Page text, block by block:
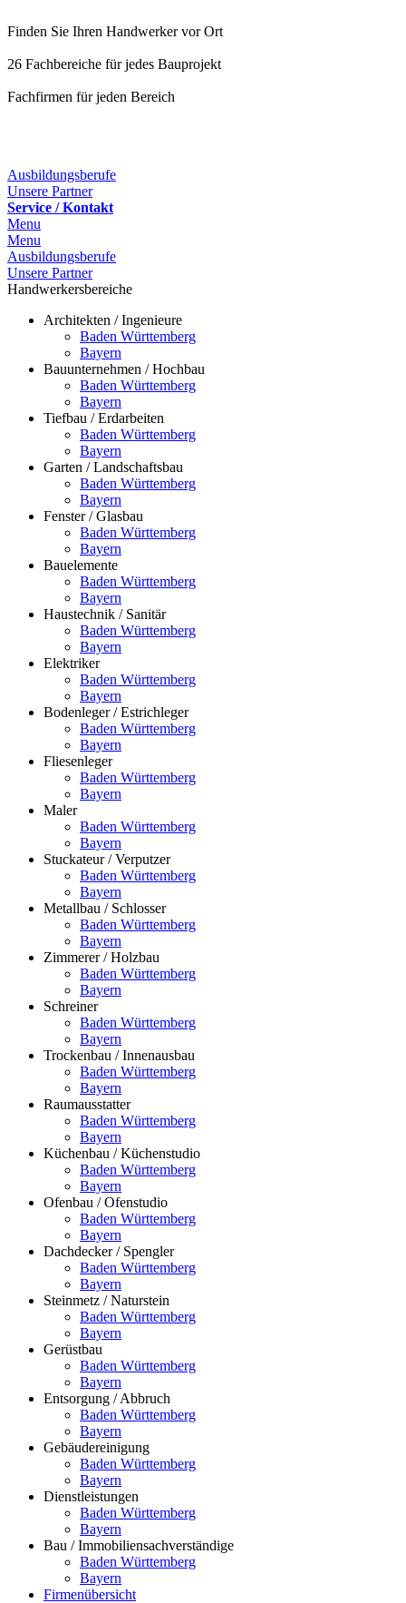
Finden Sie Ihren Handwerker vor Ort
26 Fachbereiche für jedes Bauprojekt
Fachfirmen für jeden Bereich
Ausbildungsberufe
Unsere Partner
Service / Kontakt
Menu
Menu
Ausbildungsberufe
Unsere Partner
Handwerkersbereiche
Architekten / Ingenieure
Baden Württemberg
Bayern
Bauunternehmen / Hochbau
Baden Württemberg
Bayern
Tiefbau / Erdarbeiten
Baden Württemberg
Bayern
Garten / Landschaftsbau
Baden Württemberg
Bayern
Fenster / Glasbau
Baden Württemberg
Bayern
Bauelemente
Baden Württemberg
Bayern
Haustechnik / Sanitär
Baden Württemberg
Bayern
Elektriker
Baden Württemberg
Bayern
Bodenleger / Estrichleger
Baden Württemberg
Bayern
Fliesenleger
Baden Württemberg
Bayern
Maler
Baden Württemberg
Bayern
Stuckateur / Verputzer
Baden Württemberg
Bayern
Metallbau / Schlosser
Baden Württemberg
Bayern
Zimmerer / Holzbau
Baden Württemberg
Bayern
Schreiner
Baden Württemberg
Bayern
Trockenbau / Innenausbau
Baden Württemberg
Bayern
Raumausstatter
Baden Württemberg
Bayern
Küchenbau / Küchenstudio
Baden Württemberg
Bayern
Ofenbau / Ofenstudio
Baden Württemberg
Bayern
Dachdecker / Spengler
Baden Württemberg
Bayern
Steinmetz / Naturstein
Baden Württemberg
Bayern
Gerüstbau
Baden Württemberg
Bayern
Entsorgung / Abbruch
Baden Württemberg
Bayern
Gebäudereinigung
Baden Württemberg
Bayern
Dienstleistungen
Baden Württemberg
Bayern
Bau / Immobiliensachverständige
Baden Württemberg
Bayern
Firmenübersicht